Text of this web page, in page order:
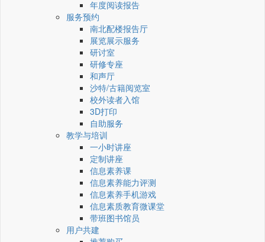
年度阅读报告
服务预约
南北配楼报告厅
展览展示服务
研讨室
研修专座
和声厅
沙特/古籍阅览室
校外读者入馆
3D打印
自助服务
教学与培训
一小时讲座
定制讲座
信息素养课
信息素养能力评测
信息素养手机游戏
信息素质教育微课堂
带班图书馆员
用户共建